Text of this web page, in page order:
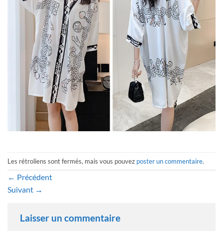
Les rétroliens sont fermés, mais vous pouvez poster un commentaire.
← Précédent
Suivant →
Laisser un commentaire